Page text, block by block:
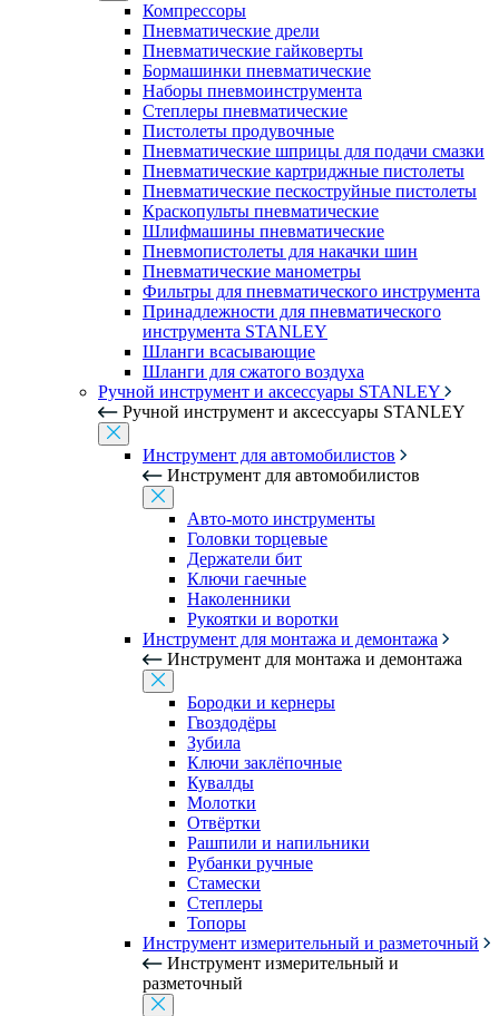
Компрессоры
Пневматические дрели
Пневматические гайковерты
Бормашинки пневматические
Наборы пневмоинструмента
Степлеры пневматические
Пистолеты продувочные
Пневматические шприцы для подачи смазки
Пневматические картриджные пистолеты
Пневматические пескоструйные пистолеты
Краскопульты пневматические
Шлифмашины пневматические
Пневмопистолеты для накачки шин
Пневматические манометры
Фильтры для пневматического инструмента
Принадлежности для пневматического
инструмента STANLEY
Шланги всасывающие
Шланги для сжатого воздуха
Ручной инструмент и аксессуары STANLEY
Ручной инструмент и аксессуары STANLEY
Инструмент для автомобилистов
Инструмент для автомобилистов
Авто-мото инструменты
Головки торцевые
Держатели бит
Ключи гаечные
Наколенники
Рукоятки и воротки
Инструмент для монтажа и демонтажа
Инструмент для монтажа и демонтажа
Бородки и кернеры
Гвоздодёры
Зубила
Ключи заклёпочные
Кувалды
Молотки
Отвёртки
Рашпили и напильники
Рубанки ручные
Стамески
Степлеры
Топоры
Инструмент измерительный и разметочный
Инструмент измерительный и
разметочный